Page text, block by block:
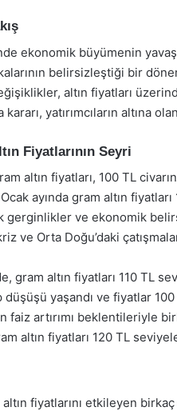
ekonomik büyümenin
belirsizleştiği bir
altın fiyatları
kararı, yatırımcıların altına
Fiyatlarının Seyri
altın fiyatları, 100 TL
ayında gram altın
ve ekonomik
ve Orta Doğu’daki
gram altın fiyatları 110 TL
yaşandı ve fiyatlar
faiz artırımı beklentileriyle
altın fiyatları 120 TL
altın fiyatlarını etkileyen